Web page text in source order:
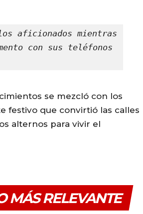
aficionados mientras
con sus teléfonos
se mezcló con los
festivo que convirtió las calles
alternos para vivir el
MÁS RELEVANTE